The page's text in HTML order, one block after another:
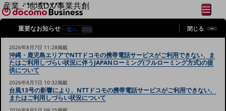
産業・地域DX/事業共創
OPEN HUB for Plural Futures
自律・分散・協調型社会の実現を目指し、
「社会可能性」を探究・実装する事業共創エコシステムです。
OPEN HUB for Plural Futuresとは
イベント/ウェビナー
記事コンテンツ
プレイヤー(カタリスト/パートナー企業)
事例
Smart World
メニュ
開く
フリーワードを入力して探す
フリーワードでNTTドコモビジネスの
重要なお知らせ一覧へ 閉じる
2026年8月7日 11:28掲載
沖縄・鹿児島エリアでNTTドコモの携帯電話サービスがご利用できない、ま
たはご利用しづらい状況に伴うJAPANローミング(フルローミング方式)の提
供について
2026年8月7日 10:32掲載
台風13号の影響により、NTTドコモの携帯電話サービスがご利用できない、
またはご利用しづらい状況について
閉じる